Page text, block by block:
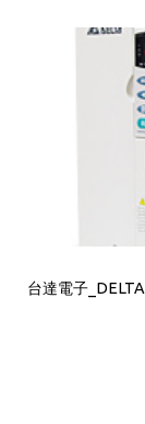
台達電子_DELTA